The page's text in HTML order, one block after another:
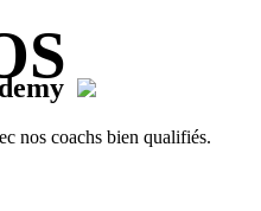
nos coachs bien qualifiés.